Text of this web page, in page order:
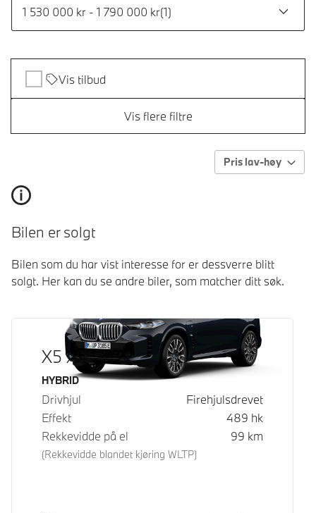
1 530 000 kr - 1 790 000 kr(1)
Vis tilbud
Vis flere filtre
Pris lav-høy
Bilen er solgt
Bilen som du har vist interesse for er dessverre blitt
solgt. Her kan du se andre biler, som matcher ditt søk.
X5 xDrive50e
Drivstoff
HYBRID
Drivhjul
Firehjulsdrevet
Effekt
489 hk
Rekkevidde på el
(Rekkevidde blandet kjøring WLTP)
99 km